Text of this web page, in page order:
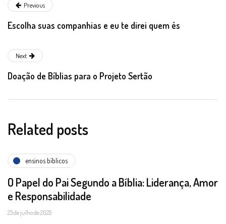
Previous
Escolha suas companhias e eu te direi quem és
Next
Doação de Bíblias para o Projeto Sertão
Related posts
ensinos bíblicos
O Papel do Pai Segundo a Bíblia: Liderança, Amor
e Responsabilidade
23 de julho de 2025